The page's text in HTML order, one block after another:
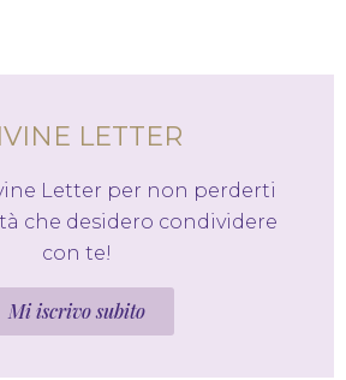
LETTER
Letter per non perderti
che desidero condividere
con te!
Mi iscrivo subito